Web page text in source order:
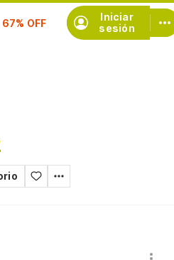
Iniciar
sesión